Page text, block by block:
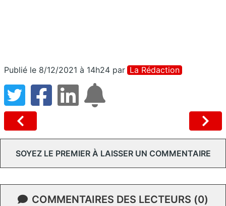
Publié le 8/12/2021 à 14h24 par La Rédaction
SOYEZ LE PREMIER À LAISSER UN COMMENTAIRE
COMMENTAIRES DES LECTEURS (0)